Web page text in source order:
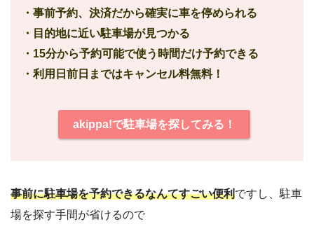
・事前予約、決済だから確実に車を停められる
・目的地に近い駐車場が見つかる
・15分から予約可能で使う時間だけ予約できる
・利用日前日まではキャンセル料無料！
akippa!で駐車場を探してみる！
事前に駐車場を予約できるなんてすごい便利ですし、駐車
場を探す手間が省けるので